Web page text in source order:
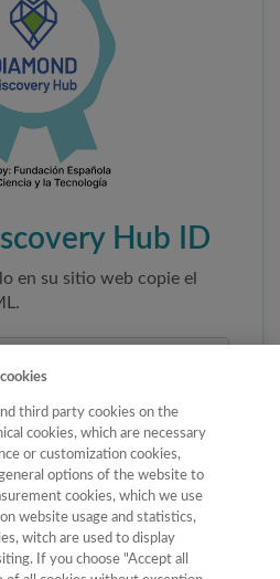
Hub ID
en su sitio web copie el
third party cookies on the
cookies, which are necessary
or customization cookies,
options of the website to
cookies, which we use
website usage and statistics,
witch are used to display
If you choose "Accept all